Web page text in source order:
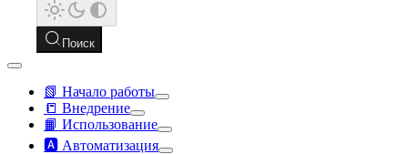
Поиск
📗 Начало работы
📒 Внедрение
📙 Использование
🅰️ Автоматизация